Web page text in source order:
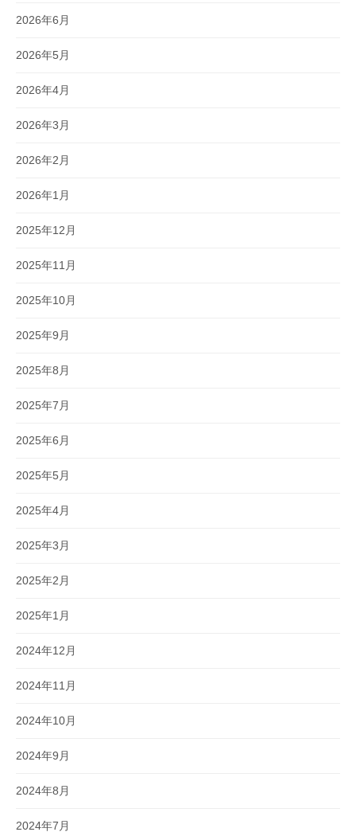
2026年6月
2026年5月
2026年4月
2026年3月
2026年2月
2026年1月
2025年12月
2025年11月
2025年10月
2025年9月
2025年8月
2025年7月
2025年6月
2025年5月
2025年4月
2025年3月
2025年2月
2025年1月
2024年12月
2024年11月
2024年10月
2024年9月
2024年8月
2024年7月